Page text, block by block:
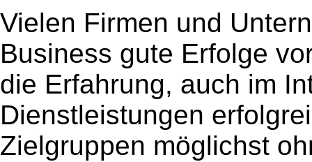
Vielen Firmen und
Business gute Erfolge
die Erfahrung, auch im
Dienstleistungen
Zielgruppen möglichst